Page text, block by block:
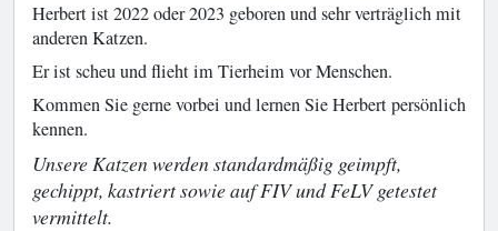
Herbert ist 2022 oder 2023 geboren und sehr verträglich mit
anderen Katzen.
Er ist scheu und flieht im Tierheim vor Menschen.
Kommen Sie gerne vorbei und lernen Sie Herbert persönlich
kennen.
Unsere Katzen werden standardmäßig geimpft,
gechippt, kastriert sowie auf FIV und FeLV getestet
vermittelt.